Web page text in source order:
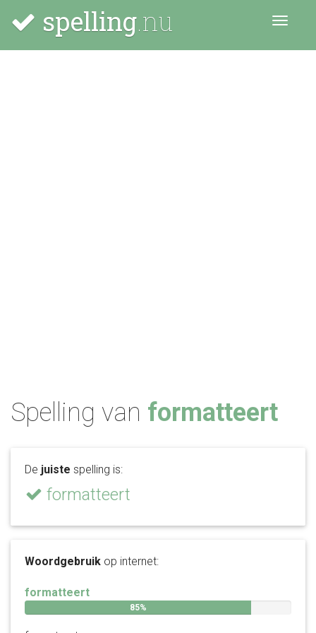
spelling.nu Menu
Spelling van formatteert
De juiste spelling is:
formatteert
Woordgebruik op internet:
formatteert
85%